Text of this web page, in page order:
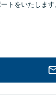
トをいたしま